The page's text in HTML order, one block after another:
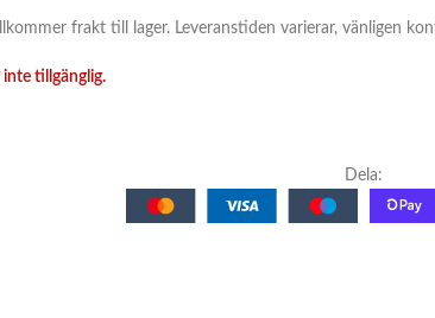
frakt till lager. Leveranstiden varierar, vänligen
tillgänglig.
Dela: